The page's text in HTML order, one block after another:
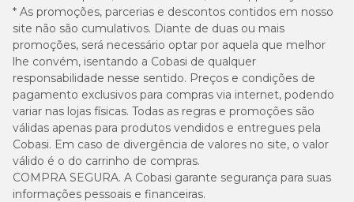
litros
Dose
recomendada/copo
medidor*
100 g 200 g
*cerca de 4,4 g de Cloro Aditivado 10 em 1 para cada 1.000 litros
(1m³) de água.
Adose de cloro para piscina por litro
frequência de uso da piscina e a intensidade de sol e chuvas. Em
casos de uso intenso, é recomendado aumentar a dosagem.
* As promoções, parcerias e descontos contidos em nosso
site não são cumulativos. Diante de duas ou mais
promoções, será necessário optar por aquela que melhor
lhe convém, isentando a Cobasi de qualquer
responsabilidade nesse sentido. Preços e condições de
pagamento exclusivos para compras via internet, podendo
variar nas lojas físicas. Todas as regras e promoções são
válidas apenas para produtos vendidos e entregues pela
Cobasi. Em caso de divergência de valores no site, o valor
válido é o do carrinho de compras.
COMPRA SEGURA. A Cobasi garante segurança para suas
informações pessoais e financeiras.